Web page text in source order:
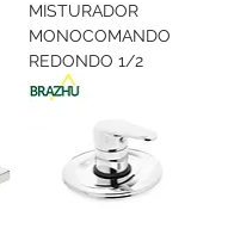
MISTURADOR
MONOCOMANDO
REDONDO 1/2